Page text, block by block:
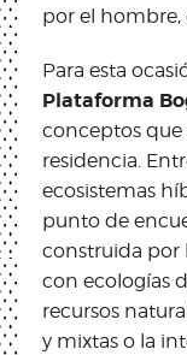
por el hombre,
Para esta
Plataforma
conceptos que
residencia.
ecosistemas
punto de
construida por
con ecologías
recursos
y mixtas o la